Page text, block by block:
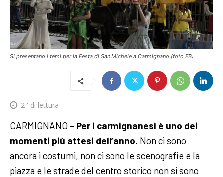
Si presentano i temi per la Festa di San Michele a Carmignano (foto FB)
2 ' di lettura
CARMIGNANO – Per i carmignanesi è uno dei
momenti più attesi dell’anno. Non ci sono
ancora i costumi, non ci sono le scenografie e la
piazza e le strade del centro storico non si sono